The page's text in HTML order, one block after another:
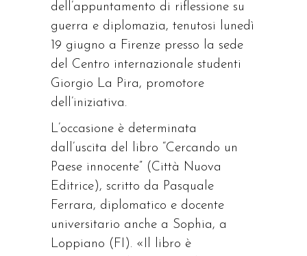
dell’appuntamento di riflessione su
guerra e diplomazia, tenutosi lunedì
19 giugno a Firenze presso la sede
del Centro internazionale studenti
Giorgio La Pira, promotore
dell’iniziativa.
L’occasione è determinata
dall’uscita del libro “Cercando un
Paese innocente” (Città Nuova
Editrice), scritto da Pasquale
Ferrara, diplomatico e docente
universitario anche a Sophia, a
Loppiano (FI). «Il libro è